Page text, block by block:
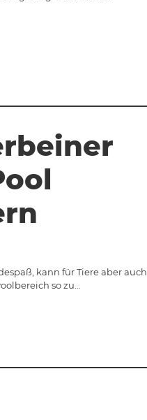
kann für Tiere aber auch
so zu…